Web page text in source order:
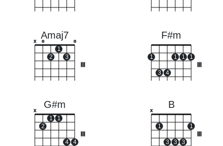
Amaj7
x o
2
1
3
o
F#m
1
3 4
1 1 1
G#m
x
2
1 1
4 4
B
x
1
3 3 3
1